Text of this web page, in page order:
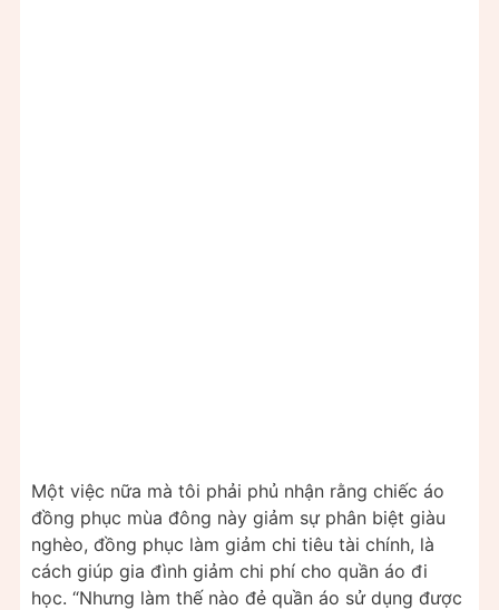
Một việc nữa mà tôi phải phủ nhận rằng chiếc áo
đồng phục mùa đông này giảm sự phân biệt giàu
nghèo, đồng phục làm giảm chi tiêu tài chính, là
cách giúp gia đình giảm chi phí cho quần áo đi
học. “Nhưng làm thế nào đẻ quần áo sử dụng được